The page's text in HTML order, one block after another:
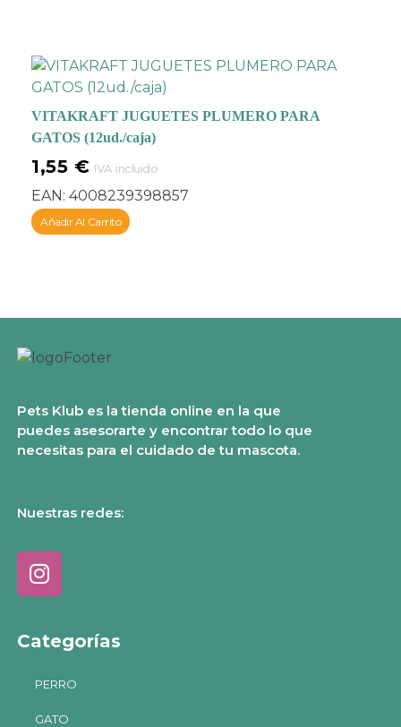
VITAKRAFT JUGUETES PLUMERO PARA
GATOS (12ud./caja)
1,55 € IVA incluido
EAN: 4008239398857
Añadir Al Carrito
Pets Klub es la tienda online en la que
puedes asesorarte y encontrar todo lo que
necesitas para el cuidado de tu mascota.
Nuestras redes:
Categorías
PERRO
GATO